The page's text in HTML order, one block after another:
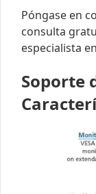
Póngase en
consulta
especialista
Soporte